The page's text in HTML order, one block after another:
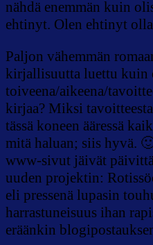
nähdä enemmän kuin
ehtinyt. Olen ehtinyt
Paljon vähemmän
kirjallisuutta luettu kuin
toiveena/aikeena/
kirjaa? Miksi
tässä koneen ääressä
mitä haluan; siis hyvä.
www-sivut jäivät
uuden projektin:
eli pressenä lupasin
harrastuneisuus ihan
eräänkin